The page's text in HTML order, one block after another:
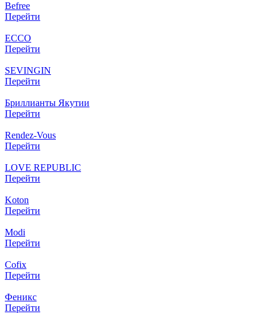
Befree
Перейти
ECCO
Перейти
SEVINGIN
Перейти
Бриллианты Якутии
Перейти
Rendez-Vous
Перейти
LOVE REPUBLIC
Перейти
Koton
Перейти
Modi
Перейти
Cofix
Перейти
Феникс
Перейти